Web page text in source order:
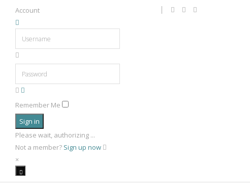
Account
Remember Me
Sign in
Please wait, authorizing ...
Not a member? Sign up now
×